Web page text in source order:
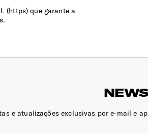
(https) que garante a
e atualizações exclusivas por e-mail e